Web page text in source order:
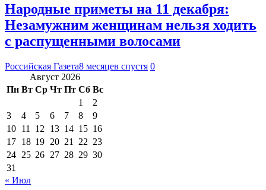
Народные приметы на 11 декабря:
Незамужним женщинам нельзя ходить
с распущенными волосами
Российская Газета8 месяцев спустя 0
Август 2026
Пн Вт Ср Чт Пт Сб Вс
1
2
3
4 5 6 7 8
9
10 11 12 13 14 15 16
17 18 19 20 21 22 23
24 25 26 27 28 29 30
31
« Июл